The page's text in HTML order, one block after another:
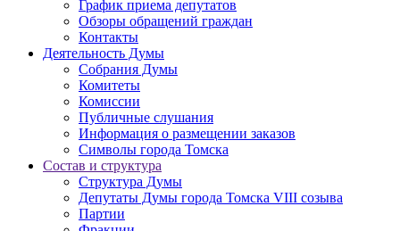
График приема депутатов
Обзоры обращений граждан
Контакты
Деятельность Думы
Собрания Думы
Комитеты
Комиссии
Публичные слушания
Информация о размещении заказов
Символы города Томска
Состав и структура
Структура Думы
Депутаты Думы города Томска VIII созыва
Партии